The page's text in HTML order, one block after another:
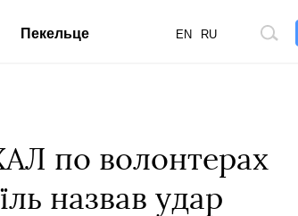
Пошук
EN RU
Пекельце
по волонтерах
назвав удар